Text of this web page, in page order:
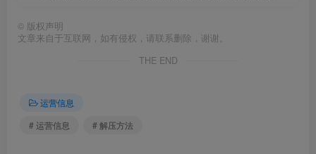
© 版权声明
文章来自于互联网，如有侵权，请联系删除，谢谢。
THE END
运营信息
# 运营信息
# 解压方法